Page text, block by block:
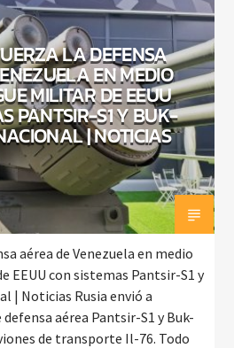
LA DEFENSA
EN MEDIO
MILITAR DE EEUU
PANTSIR-S1 Y BUK-
| NOTICIAS
aérea de Venezuela en medio
EEUU con sistemas Pantsir-S1 y
| Noticias Rusia envió a
aérea Pantsir-S1 y Buk-
de transporte Il-76. Todo